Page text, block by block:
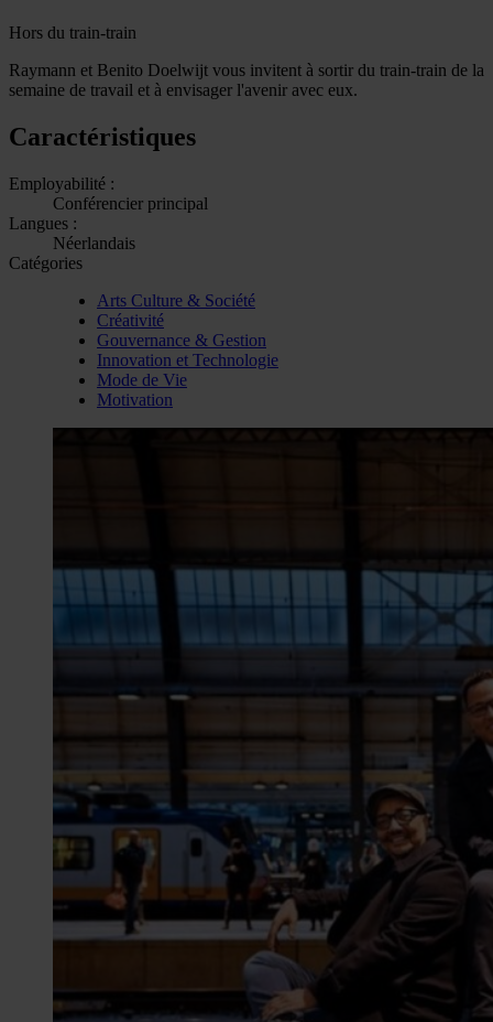
Hors du train-train
Raymann et Benito Doelwijt vous invitent à sortir du train-train de la
semaine de travail et à envisager l'avenir avec eux.
Caractéristiques
Employabilité :
Conférencier principal
Langues :
Néerlandais
Catégories
Arts Culture & Société
Créativité
Gouvernance & Gestion
Innovation et Technologie
Mode de Vie
Motivation